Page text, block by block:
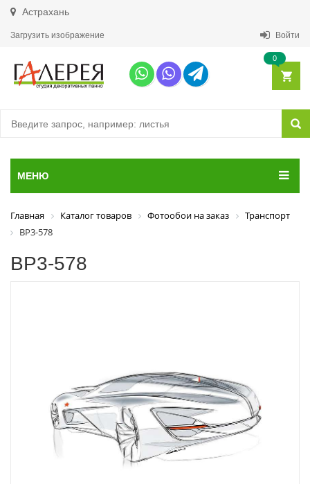
Астрахань
Загрузить изображение Войти
0
МЕНЮ
Главная Каталог товаров Фотообои на заказ
Транспорт
ВР3-578
ВР3-578